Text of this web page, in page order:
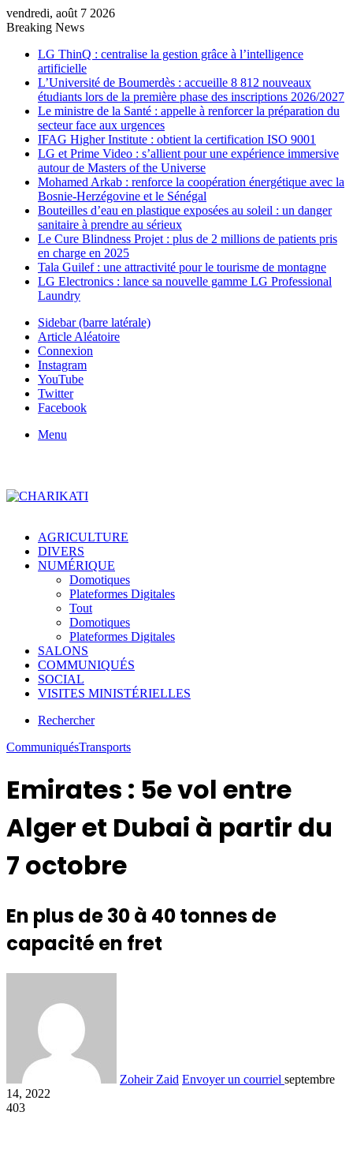
vendredi, août 7 2026
Breaking News
LG ThinQ : centralise la gestion grâce à l’intelligence
artificielle
L’Université de Boumerdès : accueille 8 812 nouveaux
étudiants lors de la première phase des inscriptions 2026/2027
Le ministre de la Santé : appelle à renforcer la préparation du
secteur face aux urgences
IFAG Higher Institute : obtient la certification ISO 9001
LG et Prime Video : s’allient pour une expérience immersive
autour de Masters of the Universe
Mohamed Arkab : renforce la coopération énergétique avec la
Bosnie-Herzégovine et le Sénégal
Bouteilles d’eau en plastique exposées au soleil : un danger
sanitaire à prendre au sérieux
Le Cure Blindness Projet : plus de 2 millions de patients pris
en charge en 2025
Tala Guilef : une attractivité pour le tourisme de montagne
LG Electronics : lance sa nouvelle gamme LG Professional
Laundry
Sidebar (barre latérale)
Article Aléatoire
Connexion
Instagram
YouTube
Twitter
Facebook
Menu
AGRICULTURE
DIVERS
NUMÉRIQUE
Domotiques
Plateformes Digitales
Tout
Domotiques
Plateformes Digitales
SALONS
COMMUNIQUÉS
SOCIAL
VISITES MINISTÉRIELLES
Rechercher
CommuniquésTransports
Emirates : 5e vol entre
Alger et Dubai à partir du
7 octobre
En plus de 30 à 40 tonnes de
capacité en fret
Zoheir Zaid Envoyer un courriel septembre
14, 2022
403